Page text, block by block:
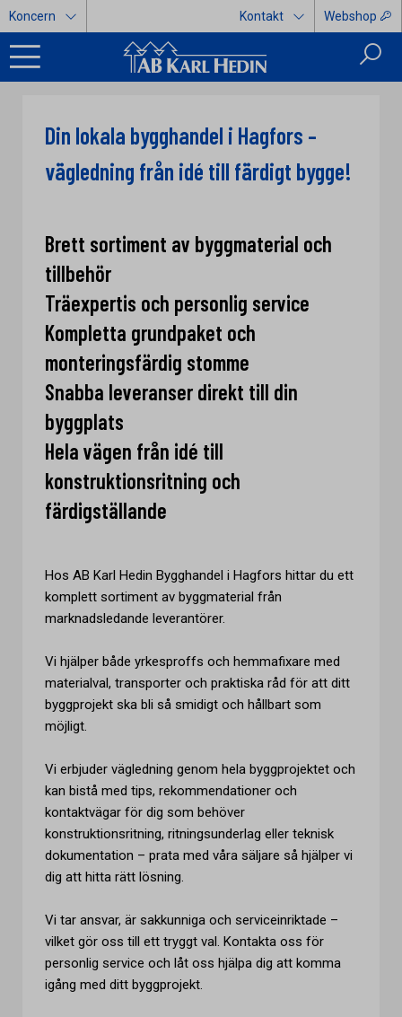
Koncern Kontakt Webshop
Din lokala bygghandel i Hagfors –
vägledning från idé till färdigt bygge!
Brett sortiment av byggmaterial och
tillbehör
Träexpertis och personlig service
Kompletta grundpaket och
monteringsfärdig stomme
Snabba leveranser direkt till din
byggplats
Hela vägen från idé till
konstruktionsritning och
färdigställande
Hos AB Karl Hedin Bygghandel i Hagfors hittar du ett
komplett sortiment av byggmaterial från
marknadsledande leverantörer.
Vi hjälper både yrkesproffs och hemmafixare med
materialval, transporter och praktiska råd för att ditt
byggprojekt ska bli så smidigt och hållbart som
möjligt.
Vi erbjuder vägledning genom hela byggprojektet och
kan bistå med tips, rekommendationer och
kontaktvägar för dig som behöver
konstruktionsritning, ritningsunderlag eller teknisk
dokumentation – prata med våra säljare så hjälper vi
dig att hitta rätt lösning.
Vi tar ansvar, är sakkunniga och serviceinriktade –
vilket gör oss till ett tryggt val. Kontakta oss för
personlig service och låt oss hjälpa dig att komma
igång med ditt byggprojekt.